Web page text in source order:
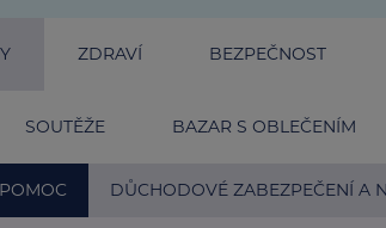
ZDRAVÍ BEZPEČNOST
SOUTĚŽE BAZAR S OBLEČENÍM
DŮCHODOVÉ ZABEZPEČENÍ A